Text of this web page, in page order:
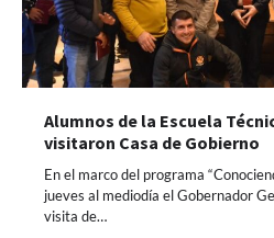
Alumnos de la Escuela
visitaron Casa de Gobierno
En el marco del programa
jueves al mediodía el Gobernador
visita de…